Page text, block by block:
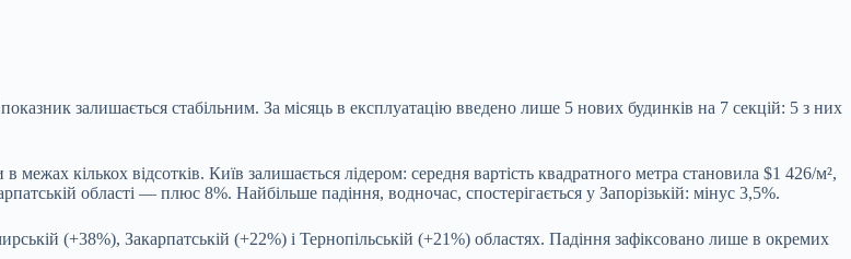
залишається стабільним. За місяць в експлуатацію введено лише 5 нових будинків на 7 секцій: 5 з них
кількох відсотків. Київ залишається лідером: середня вартість квадратного метра становила $1 426/м²,
області — плюс 8%. Найбільше падіння, водночас, спостерігається у Запорізькій: мінус 3,5%.
(+38%), Закарпатській (+22%) і Тернопільській (+21%) областях. Падіння зафіксовано лише в окремих